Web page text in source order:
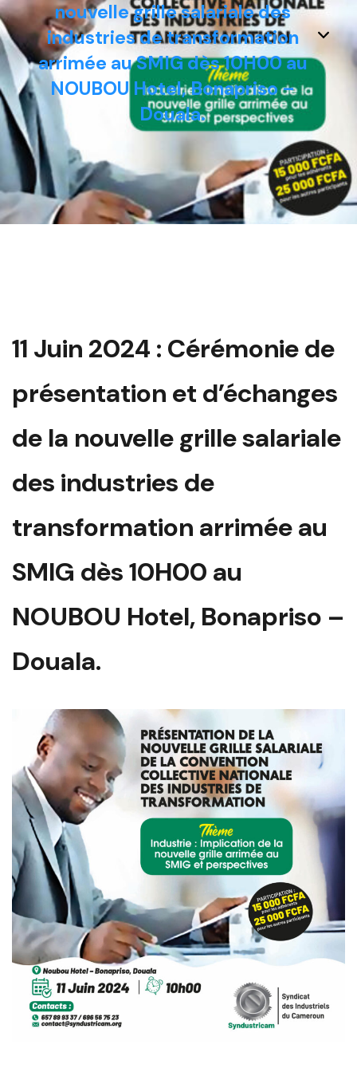
nouvelle grille salariale des
industries de transformation
arrimée au SMIG dès 10H00 au
NOUBOU Hotel, Bonapriso –
Douala.
11 Juin 2024 : Cérémonie de
présentation et d’échanges
de la nouvelle grille salariale
des industries de
transformation arrimée au
SMIG dès 10H00 au
NOUBOU Hotel, Bonapriso –
Douala.